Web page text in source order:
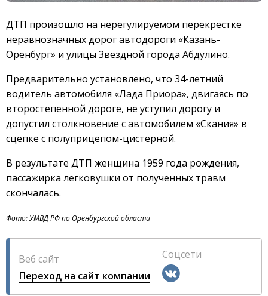
ДТП произошло на нерегулируемом перекрестке
неравнозначных дорог автодороги «Казань-
Оренбург» и улицы Звездной города Абдулино.
Предварительно установлено, что 34-летний
водитель автомобиля «Лада Приора», двигаясь по
второстепенной дороге, не уступил дорогу и
допустил столкновение с автомобилем «Скания» в
сцепке с полуприцепом-цистерной.
В результате ДТП женщина 1959 года рождения,
пассажирка легковушки от полученных травм
скончалась.
Фото: УМВД РФ по Оренбургской области
Веб сайт
Переход на сайт компании
Соцсети